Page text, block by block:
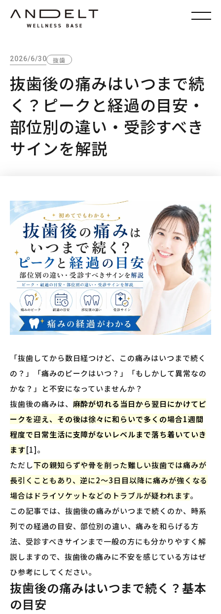
2026/6/30 抜歯
抜歯後の痛みはいつまで続
く？ピークと経過の目安・
部位別の違い・受診すべき
サインを解説
「抜歯してから数日経つけど、この痛みはいつまで続く
の？」「痛みのピークはいつ？」「もしかして異常なの
かな？」と不安になっていませんか？
抜歯後の痛みは、 麻酔が切れる当日から翌日にかけてピ
ークを迎え、その後は徐々に和らいで多くの場合1週間
程度で日常生活に支障がないレベルまで落ち着いていき
ます[1]。
ただし下の親知らずや骨を削った難しい抜歯では痛みが
長引くこともあり、逆に2〜3日目以降に痛みが強くなる
場合はドライソケットなどのトラブルが疑われます。
この記事では、抜歯後の痛みがいつまで続くのか、時系
列での経過の目安、部位別の違い、痛みを和らげる方
法、受診すべきサインまで一般の方にも分かりやすく解
説しますので、抜歯後の痛みに不安を感じている方はぜ
ひ参考にしてください。
抜歯後の痛みはいつまで続く？基本
の目安